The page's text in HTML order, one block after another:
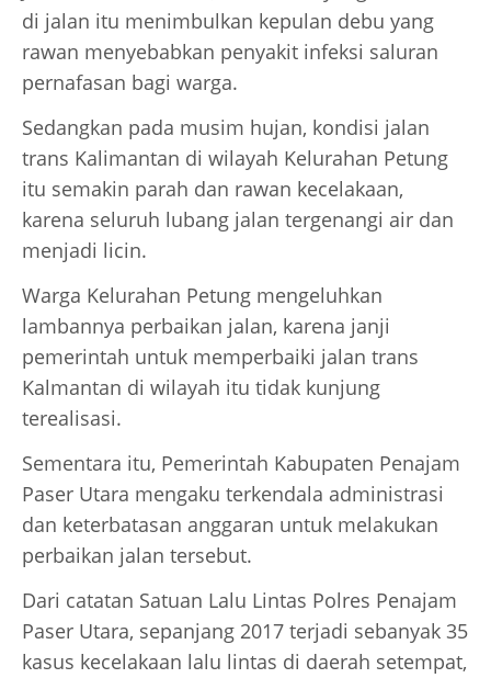
di jalan itu menimbulkan kepulan debu yang
rawan menyebabkan penyakit infeksi saluran
pernafasan bagi warga.
Sedangkan pada musim hujan, kondisi jalan
trans Kalimantan di wilayah Kelurahan Petung
itu semakin parah dan rawan kecelakaan,
karena seluruh lubang jalan tergenangi air dan
menjadi licin.
Warga Kelurahan Petung mengeluhkan
lambannya perbaikan jalan, karena janji
pemerintah untuk memperbaiki jalan trans
Kalmantan di wilayah itu tidak kunjung
terealisasi.
Sementara itu, Pemerintah Kabupaten Penajam
Paser Utara mengaku terkendala administrasi
dan keterbatasan anggaran untuk melakukan
perbaikan jalan tersebut.
Dari catatan Satuan Lalu Lintas Polres Penajam
Paser Utara, sepanjang 2017 terjadi sebanyak 35
kasus kecelakaan lalu lintas di daerah setempat,